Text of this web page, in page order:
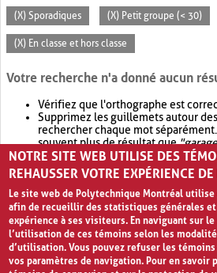
(X) Sporadiques (X) Petit groupe (< 30)
(X) En classe et hors classe
Votre recherche n'a donné aucun
Vérifiez que l'orthographe est
Supprimez les guillemets autour
rechercher chaque mot séparément.
souvent plus de résultat que
Envisagez d'élargir votre recherche
retournera souvent plus de résultat
NOTRE SITE WEB UTILISE DES
REHAUSSER VOTRE EXPÉRIENCE
Le site web de Polytechnique Montréal
afin de recueillir des statistiques générales
expérience à ses visiteurs. En naviguant sur
l’utilisation de ces témoins selon les
d’utilisation. Vous pouvez refuser les
vos paramètres de navigation. Pour en savoir